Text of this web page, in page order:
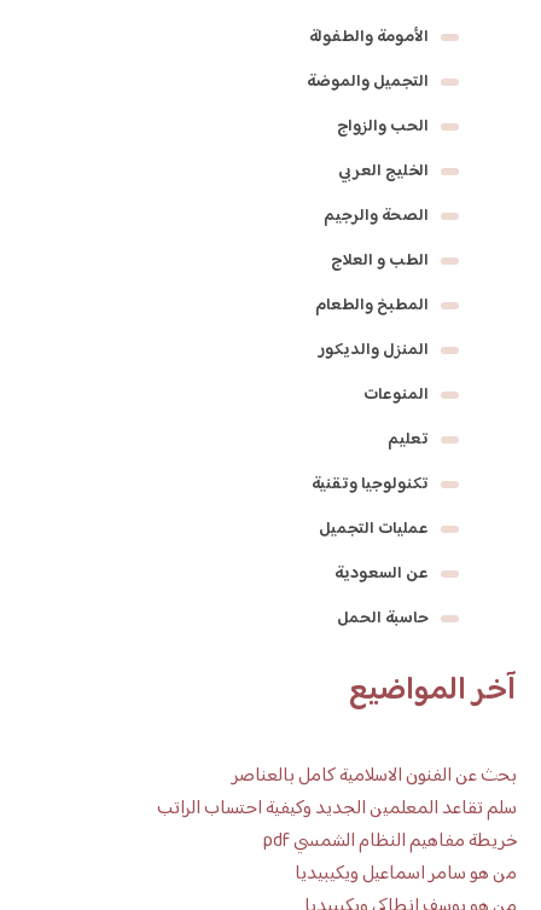
الأمومة والطفولة
التجميل والموضة
الحب والزواج
الخليج العربي
الصحة والرجيم
الطب و العلاج
المطبخ والطعام
المنزل والديكور
المنوعات
تعليم
تكنولوجيا وتقنية
عمليات التجميل
عن السعودية
حاسبة الحمل
آخر المواضيع
بحث عن الفنون الاسلامية كامل بالعناصر
سلم تقاعد المعلمين الجديد وكيفية احتساب الراتب
خريطة مفاهيم النظام الشمسي pdf
من هو سامر اسماعيل ويكيبيديا